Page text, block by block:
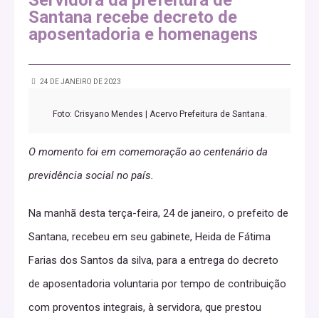
Santana recebe decreto de
aposentadoria e homenagens
24 DE JANEIRO DE 2023
Foto: Crisyano Mendes | Acervo Prefeitura de Santana.
O momento foi em comemoração ao centenário da
previdência social no país.
Na manhã desta terça-feira, 24 de janeiro, o prefeito de
Santana, recebeu em seu gabinete, Heida de Fátima
Farias dos Santos da silva, para a entrega do decreto
de aposentadoria voluntaria por tempo de contribuição
com proventos integrais, à servidora, que prestou